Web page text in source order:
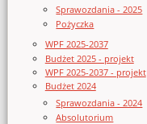
Sprawozdania - 2025
Pożyczka
WPF 2025-2037
Budżet 2025 - projekt
WPF 2025-2037 - projekt
Budżet 2024
Sprawozdania - 2024
Absolutorium